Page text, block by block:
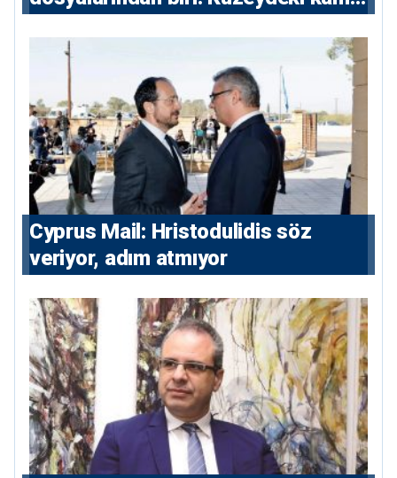
⁠Cyprus Mail: Hristodulidis söz
veriyor, adım atmıyor